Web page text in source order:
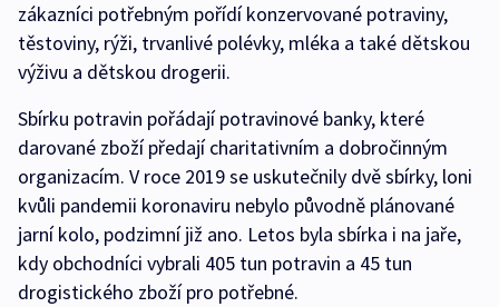
zákazníci potřebným pořídí konzervované potraviny,
těstoviny, rýži, trvanlivé polévky, mléka a také dětskou
výživu a dětskou drogerii.
Sbírku potravin pořádají potravinové banky, které
darované zboží předají charitativním a dobročinným
organizacím. V roce 2019 se uskutečnily dvě sbírky, loni
kvůli pandemii koronaviru nebylo původně plánované
jarní kolo, podzimní již ano. Letos byla sbírka i na jaře,
kdy obchodníci vybrali 405 tun potravin a 45 tun
drogistického zboží pro potřebné.